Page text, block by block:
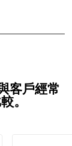
客戶經常
。